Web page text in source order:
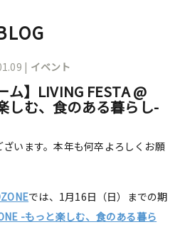
| イベント
ム】LIVING FESTA @
む、食のある暮らし-
います。本年も何卒よろしくお願
では、1月16日（日）までの期
-もっと楽しむ、食のある暮ら